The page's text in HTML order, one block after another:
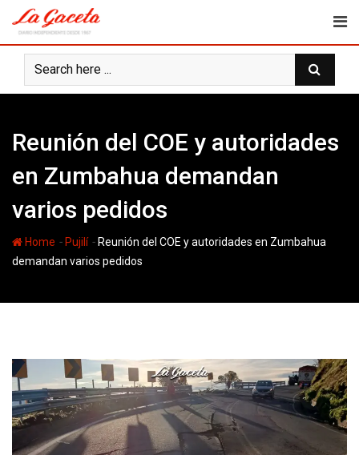
content
Reunión del COE y autoridades
en Zumbahua demandan
varios pedidos
Home - Pujilí- Reunión del COE y autoridades en Zumbahua
demandan varios pedidos